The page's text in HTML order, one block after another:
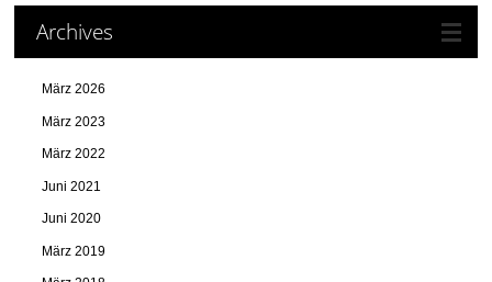
Archives
März 2026
März 2023
März 2022
Juni 2021
Juni 2020
März 2019